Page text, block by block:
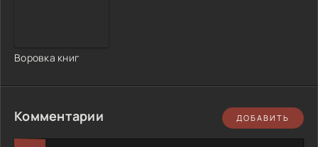
Воровка книг
Комментарии ДОБАВИТЬ